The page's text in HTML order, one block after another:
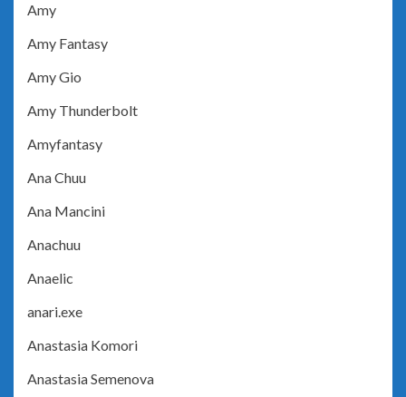
Amy
Amy Fantasy
Amy Gio
Amy Thunderbolt
Amyfantasy
Ana Chuu
Ana Mancini
Anachuu
Anaelic
anari.exe
Anastasia Komori
Anastasia Semenova